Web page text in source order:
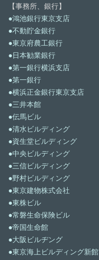
【事務所、銀行】
●鴻池銀行東京支店
●不動貯金銀行
●東京府農工銀行
●日本勧業銀行
●第一銀行横浜支店
●第一銀行
●横浜正金銀行東京支店
●三井本館
●伝馬ビル
●清水ビルディング
●資生堂ビルディング
●中央ビルディング
●三信ビルディング
●野村ビルディング
●東京建物株式会社
●東株ビル
●常磐生命保険ビル
●帝国生命館
●大阪ビルヂング
●東京海上ビルディング新館